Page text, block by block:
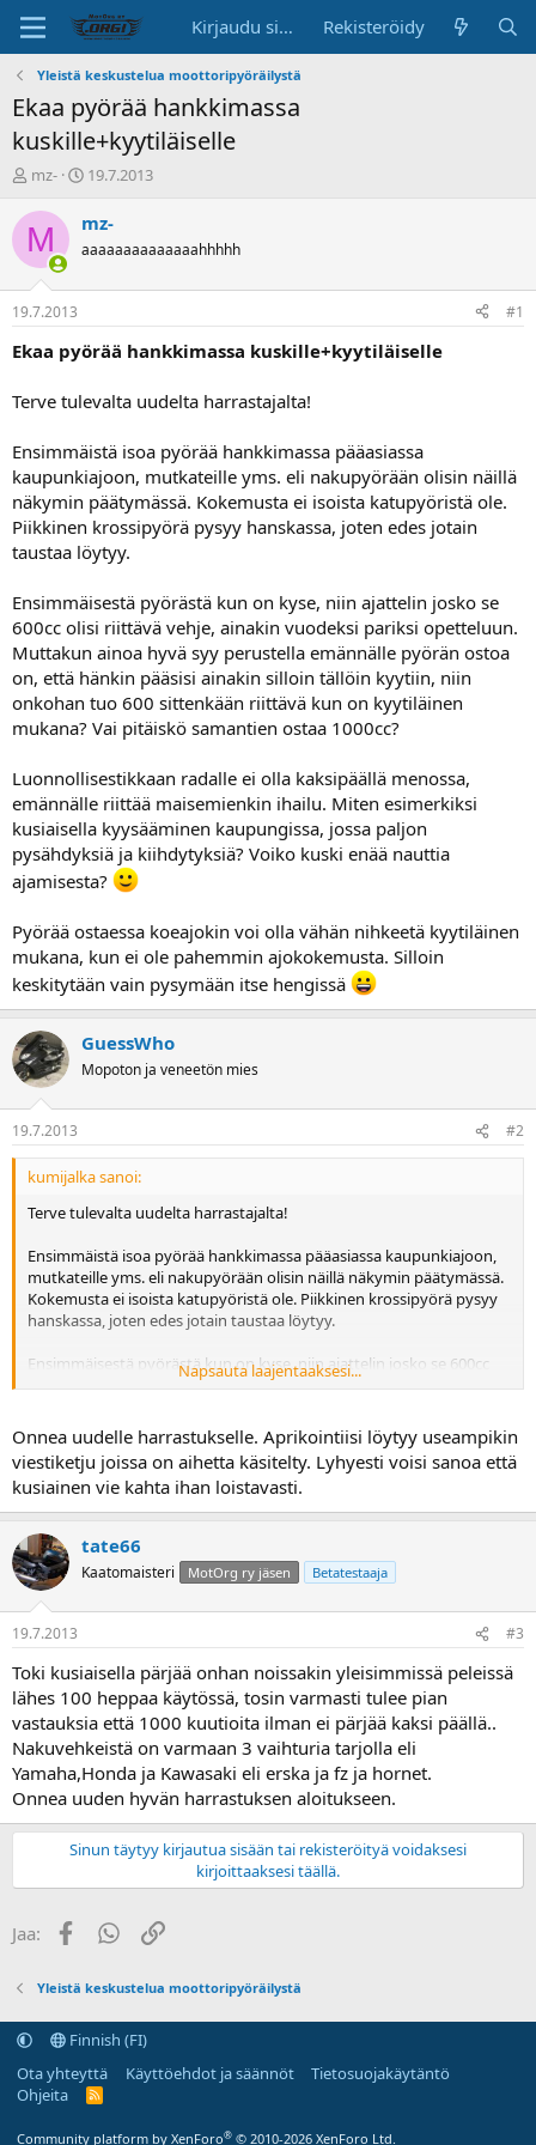
Kirjaudu sisään Rekisteröidy
Yleistä keskustelua moottoripyöräilystä
Ekaa pyörää hankkimassa
kuskille+kyytiläiselle
K
s
k
s
t
e
l
a
o
i
t
t
a
j
mz-
A
o
t
p
ä
ä
19.7.2013
M mz-
aaaaaaaaaaaaaahhhhh
19.7.2013 #1
Ekaa pyörää hankkimassa kuskille+kyytiläiselle
Terve tulevalta uudelta harrastajalta!
Ensimmäistä isoa pyörää hankkimassa pääasiassa
kaupunkiajoon, mutkateille yms. eli nakupyörään olisin näillä
näkymin päätymässä. Kokemusta ei isoista katupyöristä ole.
Piikkinen krossipyörä pysyy hanskassa, joten edes jotain
taustaa löytyy.
Ensimmäisestä pyörästä kun on kyse, niin ajattelin josko se
600cc olisi riittävä vehje, ainakin vuodeksi pariksi opetteluun.
Muttakun ainoa hyvä syy perustella emännälle pyörän ostoa
on, että hänkin pääsisi ainakin silloin tällöin kyytiin, niin
onkohan tuo 600 sittenkään riittävä kun on kyytiläinen
mukana? Vai pitäiskö samantien ostaa 1000cc?
Luonnollisestikkaan radalle ei olla kaksipäällä menossa,
emännälle riittää maisemienkin ihailu. Miten esimerkiksi
kusiaisella kyysääminen kaupungissa, jossa paljon
pysähdyksiä ja kiihdytyksiä? Voiko kuski enää nauttia
ajamisesta?
Pyörää ostaessa koeajokin voi olla vähän nihkeetä kyytiläinen
mukana, kun ei ole pahemmin ajokokemusta. Silloin
keskitytään vain pysymään itse hengissä
GuessWho
Mopoton ja veneetön mies
19.7.2013 #2
kumijalka sanoi:
Terve tulevalta uudelta harrastajalta!
Ensimmäistä isoa pyörää hankkimassa pääasiassa kaupunkiajoon,
mutkateille yms. eli nakupyörään olisin näillä näkymin päätymässä.
Kokemusta ei isoista katupyöristä ole. Piikkinen krossipyörä pysyy
hanskassa, joten edes jotain taustaa löytyy.
Ensimmäisestä pyörästä kun on kyse, niin ajattelin josko se 600cc
olisi riittävä vehje, ainakin vuodeksi pariksi opetteluun. Muttakun
pääsisi ainakin silloin tällöin kyytiin, niin onkohan tuo 600
sittenkään riittävä kun on kyytiläinen mukana? Vai pitäiskö
samantien ostaa 1000cc?
Luonnollisestikkaan radalle ei olla kaksipäällä menossa, emännälle
riittää maisemienkin ihailu. Miten esimerkiksi kusiaisella
kyysääminen kaupungissa, jossa paljon pysähdyksiä ja kiihdytyksiä?
Voiko kuski enää nauttia ajamisesta?
Pyörää ostaessa koeajokin voi olla vähän nihkeetä kyytiläinen
mukana, kun ei ole pahemmin ajokokemusta. Silloin keskitytään
vain pysymään itse hengissä
Napsauta laajentaaksesi...
Onnea uudelle harrastukselle. Aprikointiisi löytyy useampikin
viestiketju joissa on aihetta käsitelty. Lyhyesti voisi sanoa että
kusiainen vie kahta ihan loistavasti.
tate66
Kaatomaisteri MotOrg ry jäsen Betatestaaja
19.7.2013 #3
Toki kusiaisella pärjää onhan noissakin yleisimmissä peleissä
lähes 100 heppaa käytössä, tosin varmasti tulee pian
vastauksia että 1000 kuutioita ilman ei pärjää kaksi päällä..
Nakuvehkeistä on varmaan 3 vaihturia tarjolla eli
Yamaha,Honda ja Kawasaki eli erska ja fz ja hornet.
Onnea uuden hyvän harrastuksen aloitukseen.
Sinun täytyy kirjautua sisään tai rekisteröityä voidaksesi
kirjoittaaksesi täällä.
Jaa: FacebookWhatsApp
Linkki
Yleistä keskustelua moottoripyöräilystä
Finnish (FI)
Ota yhteyttä
Käyttöehdot ja säännöt
Tietosuojakäytäntö
Ohjeita
R
Community platform by XenForo® © 2010-2026 XenForo Ltd.